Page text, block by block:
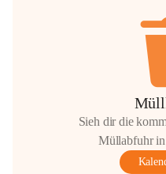
Sieh dir die
Müllabfuhr in